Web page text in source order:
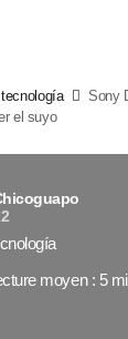
Sony
el suyo
moyen : 5